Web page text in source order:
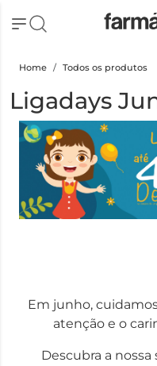
Home Todos os produtos
Ligadays
Em junho,
atenção e o
Descubra a